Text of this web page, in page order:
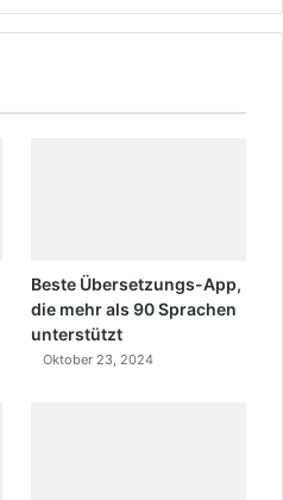
Beste Übersetzungs-App,
die mehr als 90 Sprachen
unterstützt
Oktober 23, 2024